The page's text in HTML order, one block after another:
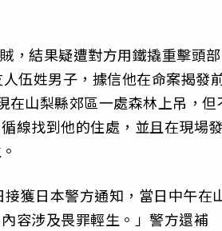
，結果疑遭對方用鐵撬重擊頭部
伍姓男子，據信他在命案揭發
在山梨縣郊區一處森林上吊，但
線找到他的住處，並且在現場
獲日本警方通知，當日中午在
容涉及畏罪輕生。」警方還補